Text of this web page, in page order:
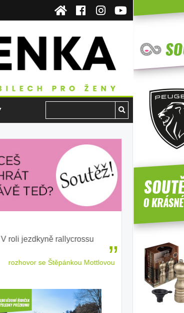
V roli jezdkyně rallycrossu
rozhovor se Štěpánkou Mottlovou
ženským